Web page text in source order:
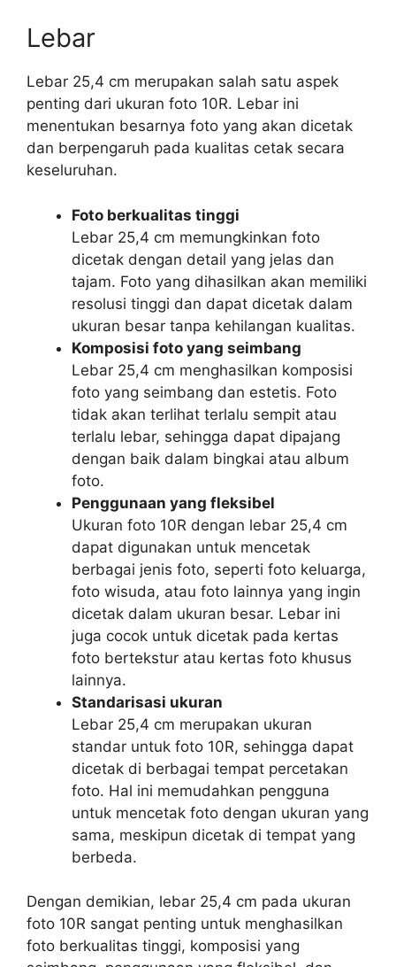
Lebar
Lebar 25,4 cm merupakan salah satu aspek
penting dari ukuran foto 10R. Lebar ini
menentukan besarnya foto yang akan dicetak
dan berpengaruh pada kualitas cetak secara
keseluruhan.
Foto berkualitas tinggi
Lebar 25,4 cm memungkinkan foto
dicetak dengan detail yang jelas dan
tajam. Foto yang dihasilkan akan memiliki
resolusi tinggi dan dapat dicetak dalam
ukuran besar tanpa kehilangan kualitas.
Komposisi foto yang seimbang
Lebar 25,4 cm menghasilkan komposisi
foto yang seimbang dan estetis. Foto
tidak akan terlihat terlalu sempit atau
terlalu lebar, sehingga dapat dipajang
dengan baik dalam bingkai atau album
foto.
Penggunaan yang fleksibel
Ukuran foto 10R dengan lebar 25,4 cm
dapat digunakan untuk mencetak
berbagai jenis foto, seperti foto keluarga,
foto wisuda, atau foto lainnya yang ingin
dicetak dalam ukuran besar. Lebar ini
juga cocok untuk dicetak pada kertas
foto bertekstur atau kertas foto khusus
lainnya.
Standarisasi ukuran
Lebar 25,4 cm merupakan ukuran
standar untuk foto 10R, sehingga dapat
dicetak di berbagai tempat percetakan
foto. Hal ini memudahkan pengguna
untuk mencetak foto dengan ukuran yang
sama, meskipun dicetak di tempat yang
berbeda.
Dengan demikian, lebar 25,4 cm pada ukuran
foto 10R sangat penting untuk menghasilkan
foto berkualitas tinggi, komposisi yang